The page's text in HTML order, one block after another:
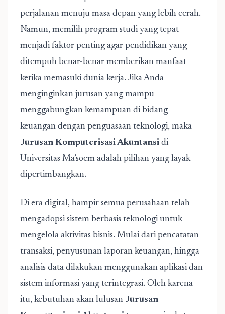
perjalanan menuju masa depan yang lebih cerah.
Namun, memilih program studi yang tepat
menjadi faktor penting agar pendidikan yang
ditempuh benar-benar memberikan manfaat
ketika memasuki dunia kerja. Jika Anda
menginginkan jurusan yang mampu
menggabungkan kemampuan di bidang
keuangan dengan penguasaan teknologi, maka
Jurusan Komputerisasi Akuntansi di
Universitas Ma’soem adalah pilihan yang layak
dipertimbangkan.
Di era digital, hampir semua perusahaan telah
mengadopsi sistem berbasis teknologi untuk
mengelola aktivitas bisnis. Mulai dari pencatatan
transaksi, penyusunan laporan keuangan, hingga
analisis data dilakukan menggunakan aplikasi dan
sistem informasi yang terintegrasi. Oleh karena
itu, kebutuhan akan lulusan Jurusan